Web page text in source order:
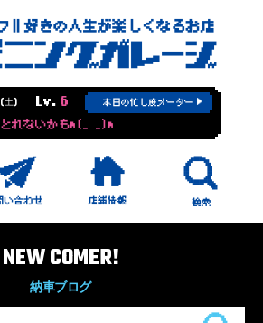
(土) Lv. 6 本日の忙し度メーター
れないかもm(_ _)m
NEW COMER!
納車ブログ